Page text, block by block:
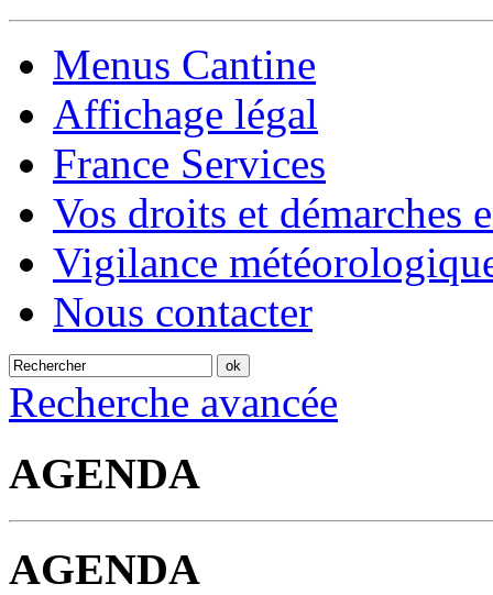
Menus Cantine
Affichage légal
France Services
Vos droits et démarches
Vigilance
Nous contacter
Recherche avancée
AGENDA
AGENDA